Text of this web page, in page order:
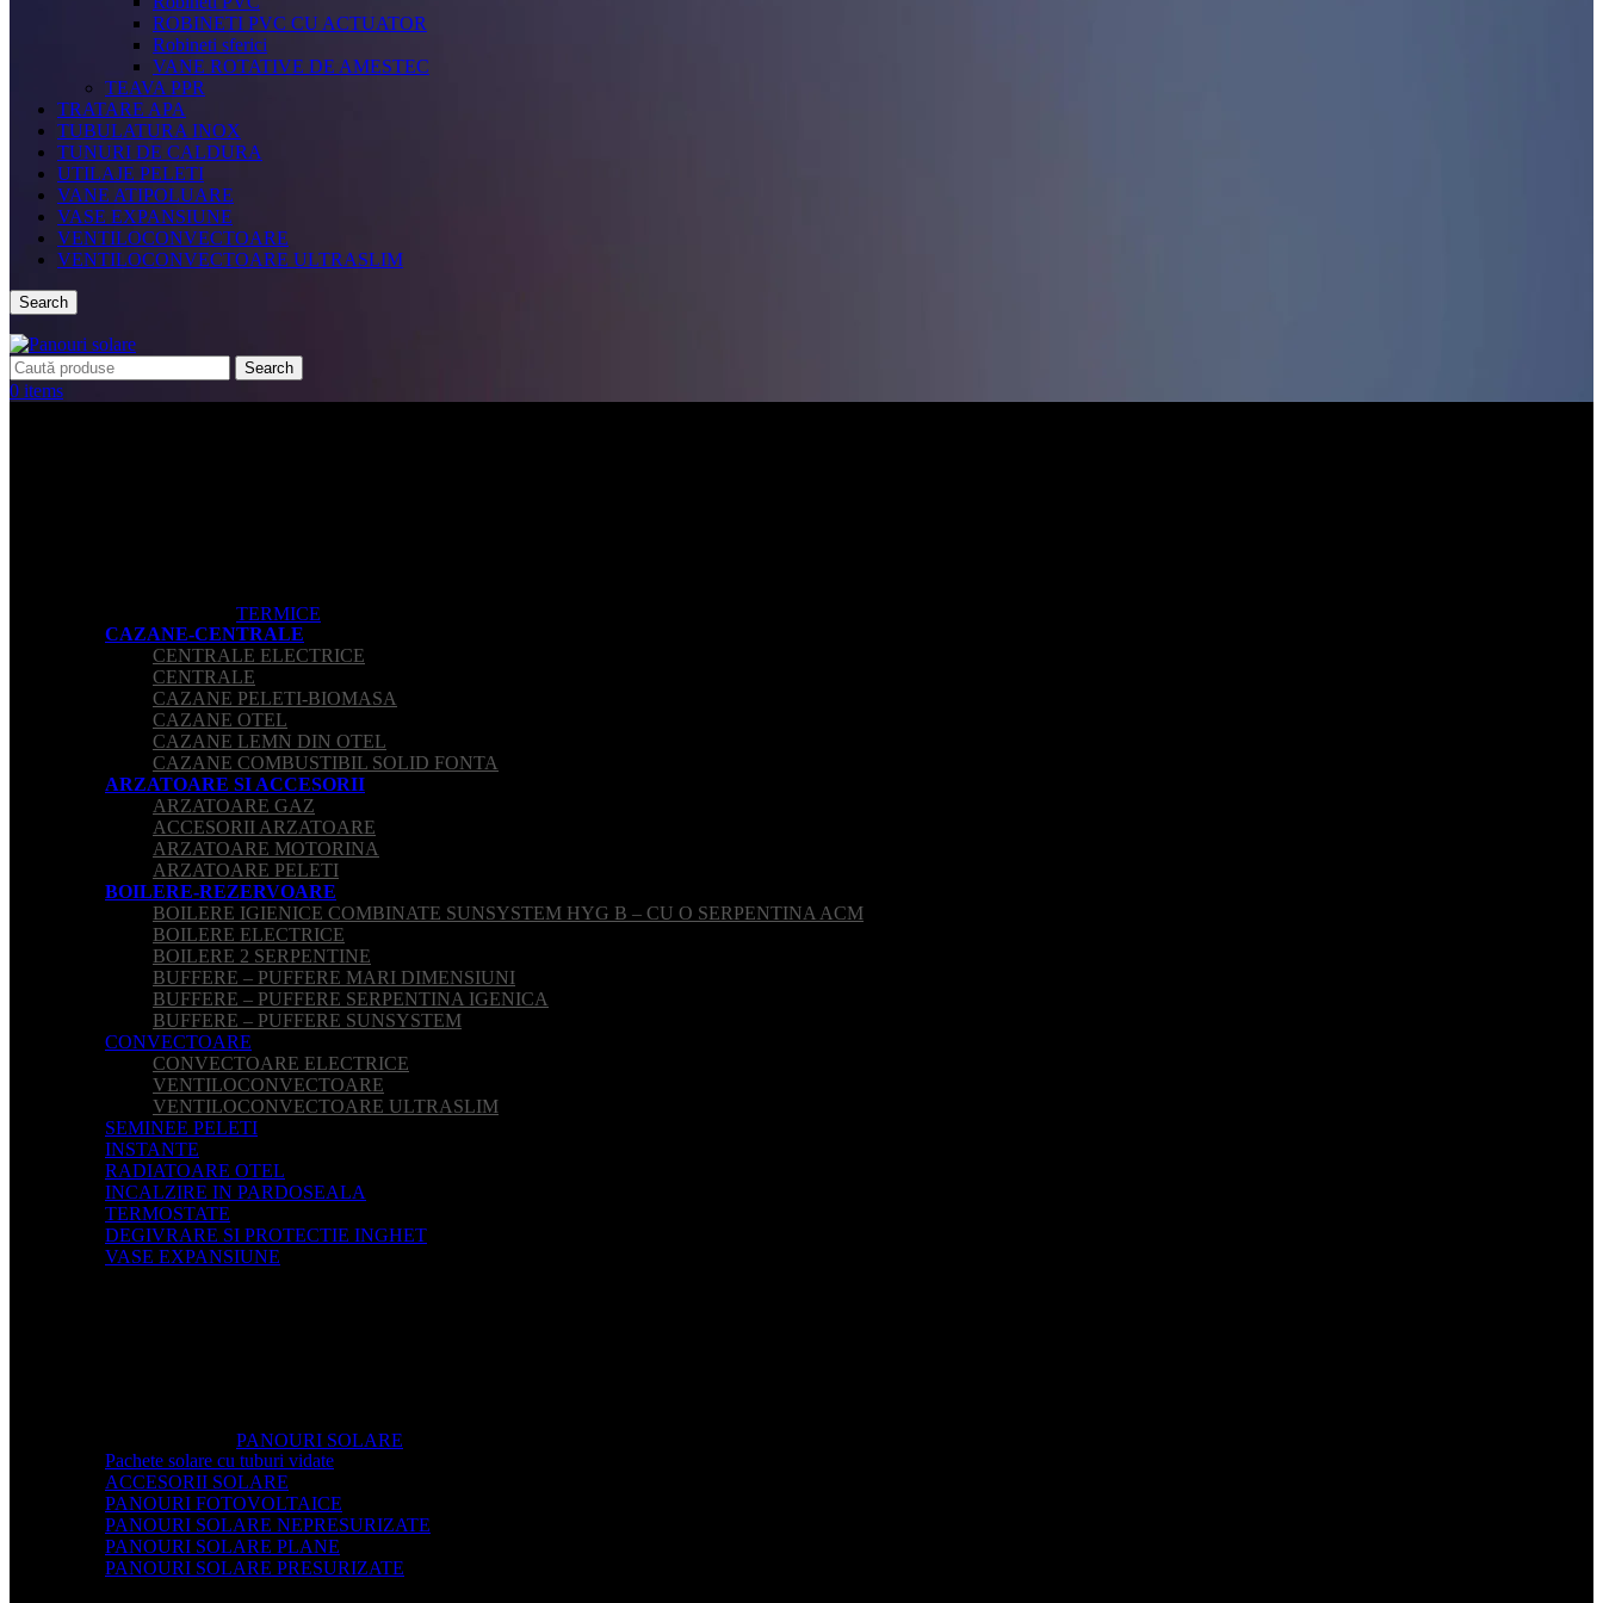
ROBINETI PVC CU ACTUATOR
Robineti sferici
VANE ROTATIVE DE AMESTEC
TEAVA PPR
TRATARE APA
TUBULATURA INOX
TUNURI DE CALDURA
UTILAJE PELETI
VANE ATIPOLUARE
VASE EXPANSIUNE
VENTILOCONVECTOARE
VENTILOCONVECTOARE ULTRASLIM
Search
Search
0 items
TERMICE
CAZANE-CENTRALE
CENTRALE ELECTRICE
CENTRALE
CAZANE PELETI-BIOMASA
CAZANE OTEL
CAZANE LEMN DIN OTEL
CAZANE COMBUSTIBIL SOLID FONTA
ARZATOARE SI ACCESORII
ARZATOARE GAZ
ACCESORII ARZATOARE
ARZATOARE MOTORINA
ARZATOARE PELETI
BOILERE-REZERVOARE
BOILERE IGIENICE COMBINATE SUNSYSTEM HYG B – CU O SERPENTINA ACM
BOILERE ELECTRICE
BOILERE 2 SERPENTINE
BUFFERE – PUFFERE MARI DIMENSIUNI
BUFFERE – PUFFERE SERPENTINA IGENICA
BUFFERE – PUFFERE SUNSYSTEM
CONVECTOARE
CONVECTOARE ELECTRICE
VENTILOCONVECTOARE
VENTILOCONVECTOARE ULTRASLIM
SEMINEE PELETI
INSTANTE
RADIATOARE OTEL
INCALZIRE IN PARDOSEALA
TERMOSTATE
DEGIVRARE SI PROTECTIE INGHET
VASE EXPANSIUNE
PANOURI SOLARE
Pachete solare cu tuburi vidate
ACCESORII SOLARE
PANOURI FOTOVOLTAICE
PANOURI SOLARE NEPRESURIZATE
PANOURI SOLARE PLANE
PANOURI SOLARE PRESURIZATE